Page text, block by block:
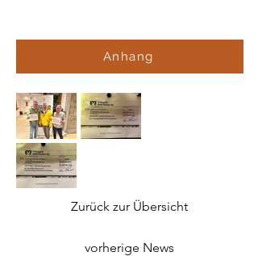
Anhang
Zurück zur Übersicht
vorherige News